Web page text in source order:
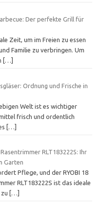
Der perfekte Grill für
Zeit, um im Freien zu essen
Familie zu verbringen. Um
[…]
Ordnung und Frische in
Welt ist es wichtiger
frisch und ordentlich
[…]
RLT183222S: Ihr
Garten
Pflege, und der RYOBI 18
RLT183222S ist das ideale
[…]